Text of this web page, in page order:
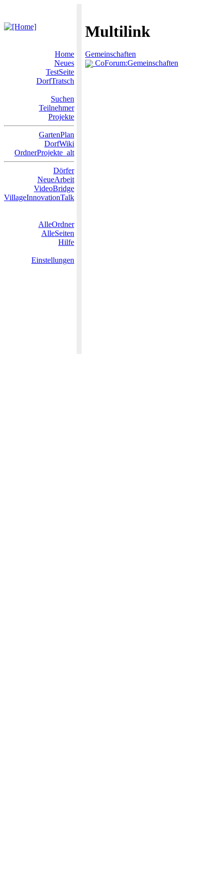
Multilink
Home
Neues
TestSeite
DorfTratsch
Suchen
Teilnehmer
Projekte
GartenPlan
DorfWiki
OrdnerProjekte_alt
Dörfer
NeueArbeit
VideoBridge
VillageInnovationTalk
AlleOrdner
AlleSeiten
Hilfe
Einstellungen
Gemeinschaften
CoForum:Gemeinschaften